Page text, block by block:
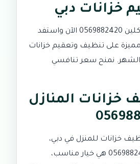
خزانات دبي
احجز مع شركة الصالح كلين 0569882420 الآن واستفد
على تنظيف وتعقيم خزانات
الشهر. نمنح سعر تنافسي
خزانات المنازل
خزانات للمنزل في دبي،
شركة الصالح كلين 0569882420 هي خيار مناسب،